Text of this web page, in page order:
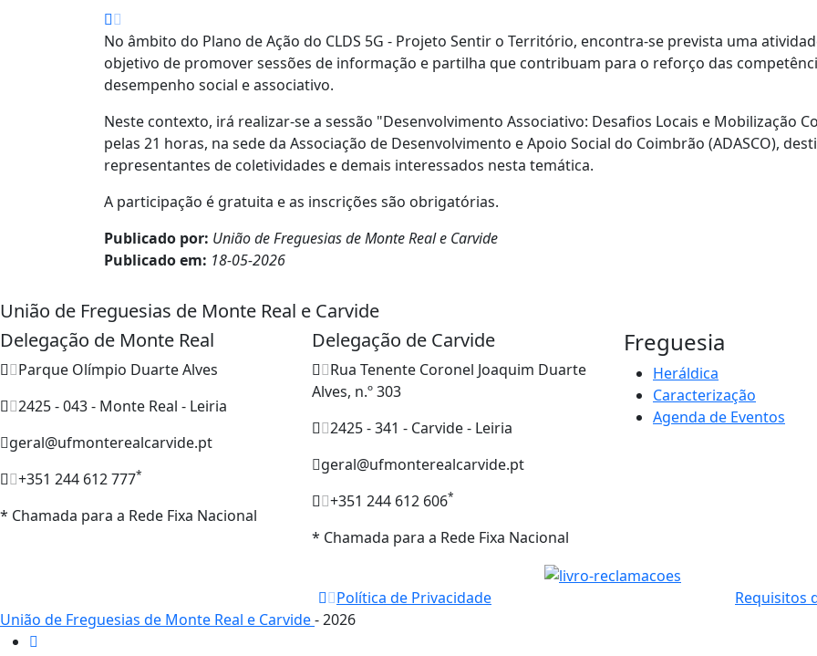
No âmbito do Plano de Ação do CLDS 5G - Projeto Sentir o Território, encontra-se prevista uma
objetivo de promover sessões de informação e partilha que contribuam para o reforço das
desempenho social e associativo.
Neste contexto, irá realizar-se a sessão "Desenvolvimento Associativo: Desafios Locais e Mobilização
pelas 21 horas, na sede da Associação de Desenvolvimento e Apoio Social do Coimbrão (ADASCO),
representantes de coletividades e demais interessados nesta temática.
A participação é gratuita e as inscrições são obrigatórias.
Publicado por: União de Freguesias de Monte Real e Carvide
Publicado em: 18-05-2026
União de Freguesias de Monte Real e Carvide
Delegação de Monte Real
Parque Olímpio Duarte Alves
2425 - 043 - Monte Real - Leiria
geral@ufmonterealcarvide.pt
+351 244 612 777*
* Chamada para a Rede Fixa Nacional
Delegação de Carvide
Rua Tenente Coronel Joaquim Duarte
Alves, n.º 303
2425 - 341 - Carvide - Leiria
geral@ufmonterealcarvide.pt
+351 244 612 606*
* Chamada para a Rede Fixa Nacional
Freguesia
Heráldica
Caracterização
Agenda de Eventos
Política de Privacidade
Requisitos
União de Freguesias de Monte Real e Carvide- 2026